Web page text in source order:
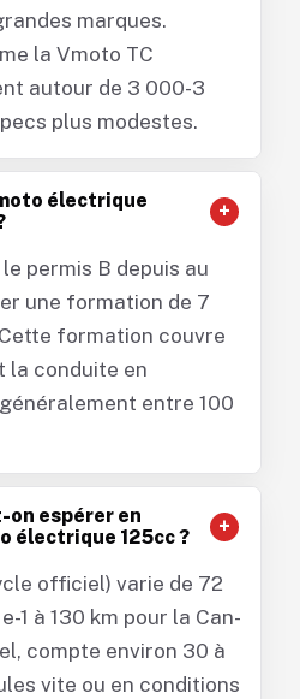
marques.
la Vmoto TC
autour de 3 000-3
plus modestes.
électrique
permis B depuis au
une formation de 7
formation couvre
la conduite en
entre 100
on espérer en
électrique 125cc ?
officiel) varie de 72
1 à 130 km pour la Can-
compte environ 30 à
vite ou en conditions